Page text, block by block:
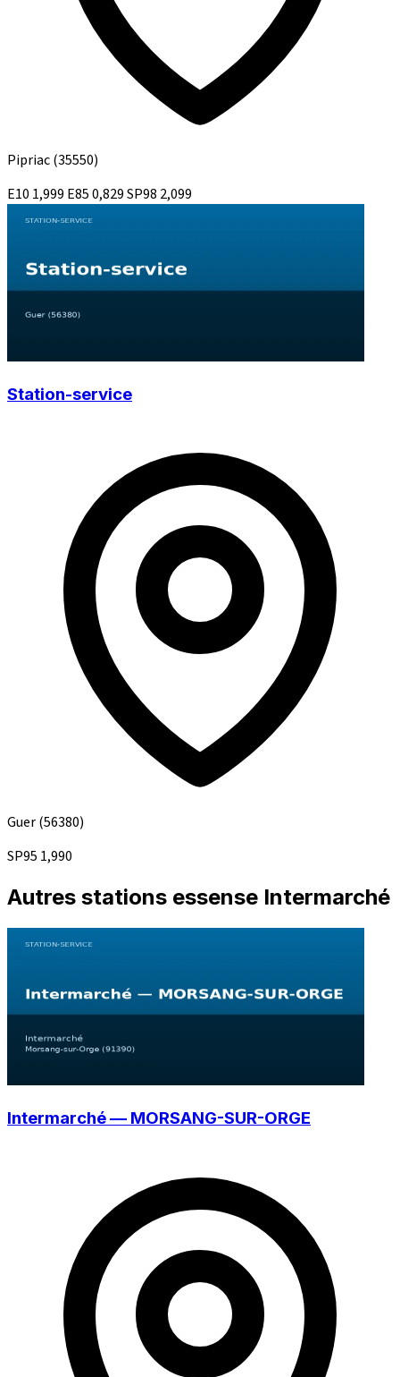
Pipriac(35550)
E10 1,999 E850,829SP98 2,099
Station-service
Guer(56380)
SP95 1,990
Autres stations essense Intermarché
Intermarché — MORSANG-SUR-ORGE